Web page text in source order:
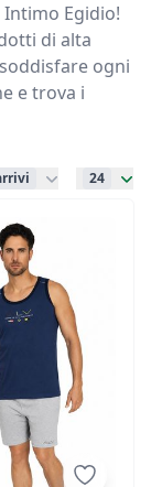
Egidio!
di alta
ogni
e trova i
24